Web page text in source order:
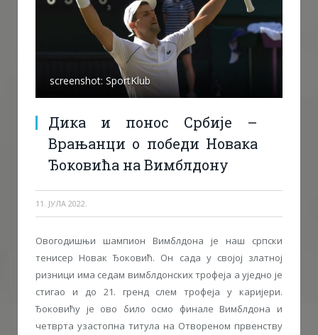
screenshot: SportKlub
Дика и понос Србије –
Врањанци о победи Новака
Ђоковића на Вимблдону
11. ЈУЛА 2022.
Овогодишњи шампион Вимблдона је наш српски
тенисер Новак Ђоковић. Он сада у својој златној
ризници има седам вимблдонских трофеја а уједно је
стигао и до 21. гренд слем трофеја у каријери.
Ђоковићу је ово било осмо финале Вимблдона и
четврта узастопна титула на Отвореном првенству